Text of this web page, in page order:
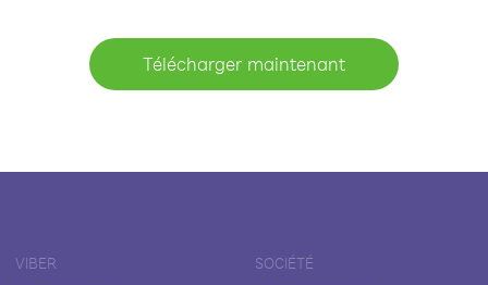
Télécharger maintenant
VIBER SOCIÉTÉ